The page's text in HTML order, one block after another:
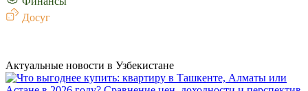
Досуг
Актуальные новости в Узбекистане